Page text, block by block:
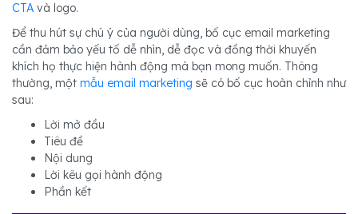
CTA và logo.
Để thu hút sự chú ý của người dùng, bố cục email marketing
cần đảm bảo yếu tố dễ nhìn, dễ đọc và đồng thời khuyến
khích họ thực hiện hành động mà bạn mong muốn. Thông
thường, một mẫu email marketing sẽ có bố cục hoàn chỉnh như
sau:
Lời mở đầu
Tiêu đề
Nội dung
Lời kêu gọi hành động
Phần kết